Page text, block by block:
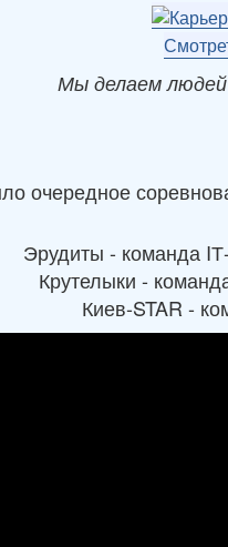
Мы делаем
очередное
Эрудиты - команда
Крутелыки -
Киев-STAR -